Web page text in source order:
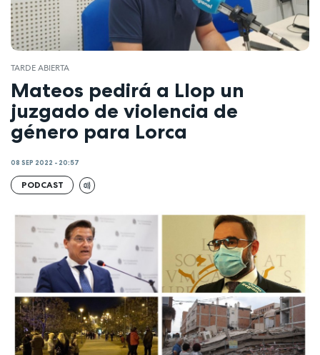
TARDE ABIERTA
Mateos pedirá a Llop un
juzgado de violencia de
género para Lorca
08 SEP 2022 - 20:57
PODCAST